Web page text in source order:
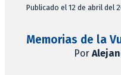
Publicado el 12 de abril del
Memorias de la
Por